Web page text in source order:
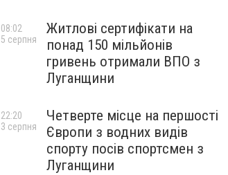
Житлові сертифікати на
понад 150 мільйонів
гривень отримали ВПО з
Луганщини
08:02
5 серпня
Четверте місце на першості
Європи з водних видів
спорту посів спортсмен з
Луганщини
22:20
3 серпня